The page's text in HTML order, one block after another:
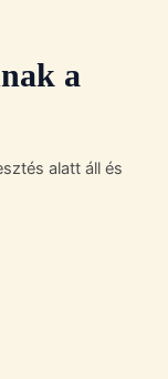
a
alatt áll és